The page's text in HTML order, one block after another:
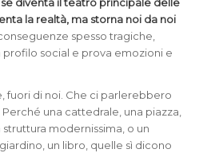
la realtà, ma storna noi da noi
spesso tragiche,
profilo social e prova emozioni e
fuori di noi. Che ci parlerebbero
una cattedrale, una piazza,
modernissima, o un
un libro, quelle sì dicono